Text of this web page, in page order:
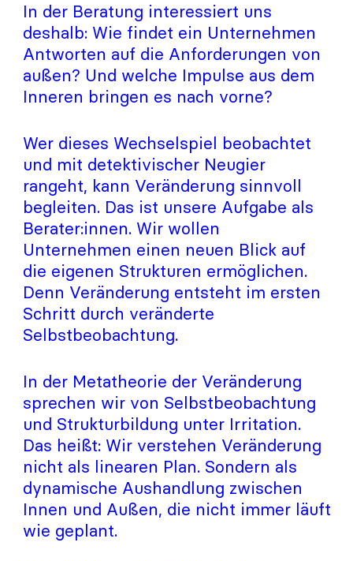
In der Beratung interessiert uns
deshalb: Wie findet ein Unternehmen
Antworten auf die Anforderungen von
außen? Und welche Impulse aus dem
Inneren bringen es nach vorne?
Wer dieses Wechselspiel beobachtet
und mit detektivischer Neugier
rangeht, kann Veränderung sinnvoll
begleiten. Das ist unsere Aufgabe als
Berater:innen. Wir wollen
Unternehmen einen neuen Blick auf
die eigenen Strukturen ermöglichen.
Denn Veränderung entsteht im ersten
Schritt durch veränderte
Selbstbeobachtung.
In der Metatheorie der Veränderung
sprechen wir von Selbstbeobachtung
und Strukturbildung unter Irritation.
Das heißt: Wir verstehen Veränderung
nicht als linearen Plan. Sondern als
dynamische Aushandlung zwischen
Innen und Außen, die nicht immer läuft
wie geplant.